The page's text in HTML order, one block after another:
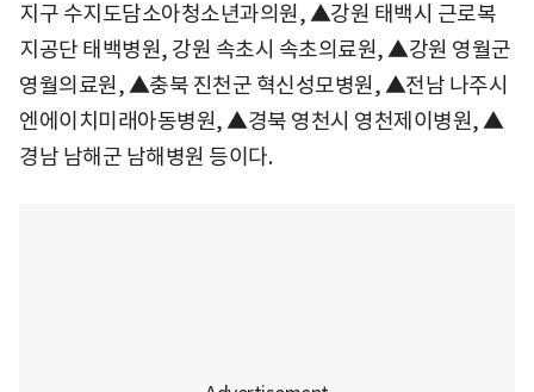
지구 수지도담소아청소년과의원, ▲강원 태백시 근로복
지공단 태백병원, 강원 속초시 속초의료원, ▲강원 영월군
영월의료원, ▲충북 진천군 혁신성모병원, ▲전남 나주시
엔에이치미래아동병원, ▲경북 영천시 영천제이병원, ▲
경남 남해군 남해병원 등이다.